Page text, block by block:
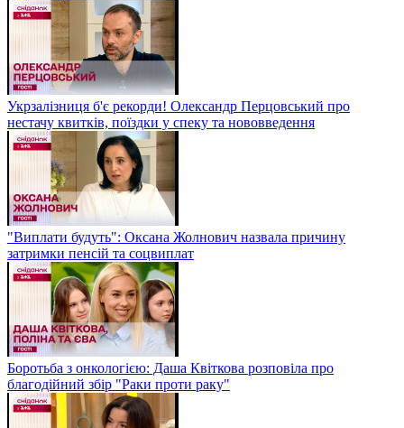
Укрзалізниця б'є рекорди! Олександр Перцовський про
нестачу квитків, поїздки у спеку та нововведення
"Виплати будуть": Оксана Жолнович назвала причину
затримки пенсій та соцвиплат
Боротьба з онкологією: Даша Квіткова розповіла про
благодійний збір "Раки проти раку"